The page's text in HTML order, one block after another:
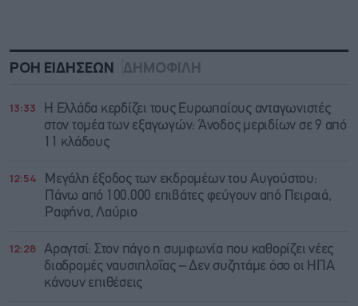
ΡΟΗ ΕΙΔΗΣΕΩΝ ΔΗΜΟΦΙΛΗ
13:33
Η Ελλάδα κερδίζει τους Ευρωπαίους ανταγωνιστές
στον τομέα των εξαγωγών: Άνοδος μεριδίων σε 9 από
11 κλάδους
12:54
Μεγάλη έξοδος των εκδρομέων του Αυγούστου:
Πάνω από 100.000 επιβάτες φεύγουν από Πειραιά,
Ραφήνα, Λαύριο
12:28 Αραγτσί: Στον πάγο η συμφωνία που καθορίζει νέες
διαδρομές ναυσιπλοΐας – Δεν συζητάμε όσο οι ΗΠΑ
κάνουν επιθέσεις